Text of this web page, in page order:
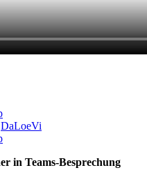
DaLoeVi
in Teams-Besprechung